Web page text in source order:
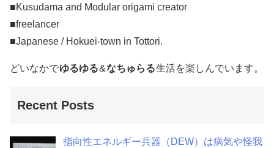
■Kusudama and Modular origami creator
■freelancer
■Japanese / Hokuei-town in Tottori.
どいなかでゆるゆる&なちゅらる生活を楽しんでいます。
Recent Posts
指向性エネルギー兵器（DEW）は病気や怪我